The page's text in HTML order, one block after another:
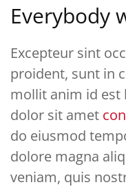
Everybody
Excepteur sint
proident, sunt in
mollit anim id est
dolor sit amet
do eiusmod
dolore magna
veniam, quis